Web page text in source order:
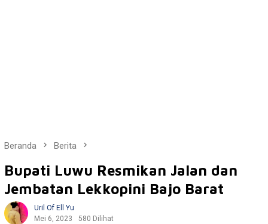
Beranda Berita
Bupati Luwu Resmikan Jalan dan
Jembatan Lekkopini Bajo Barat
Uril Of Ell Yu
Mei 6, 2023
580 Dilihat